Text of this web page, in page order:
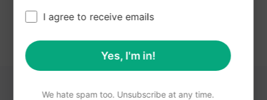
다음 링크가 도움이 될 수 있습니다.
I agree to receive emails
Yes, I'm in!
We hate spam too. Unsubscribe at any time.